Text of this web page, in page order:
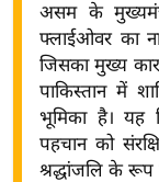
द्यो
असम के
फ्लाईओवर का
जिसका मुख्य
पाकिस्तान में
भूमिका है। यह
पहचान को
श्रद्धांजलि के रूप